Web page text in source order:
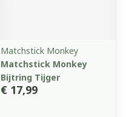
Matchstick Monkey
Matchstick Monkey
Bijtring Tijger
€ 17,99